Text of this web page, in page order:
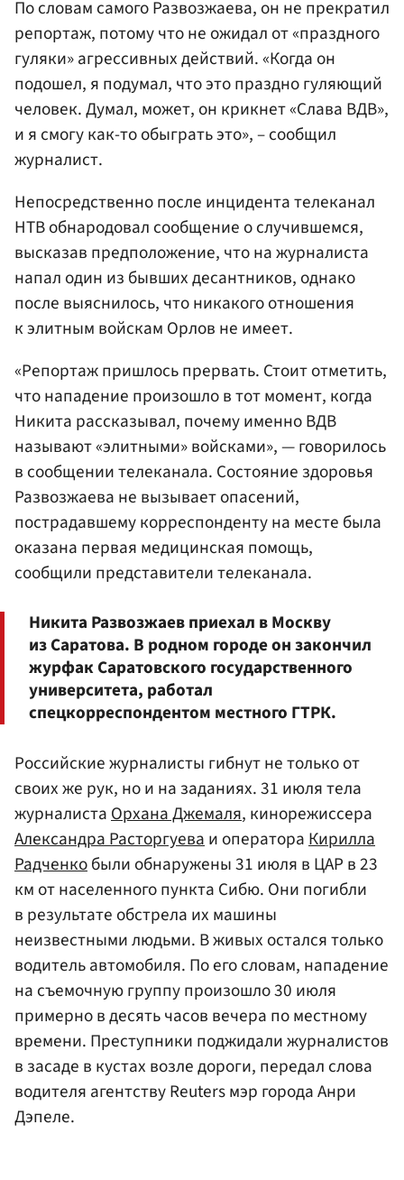
По словам самого Развозжаева, он не прекратил
репортаж, потому что не ожидал от «праздного
гуляки» агрессивных действий. «Когда он
подошел, я подумал, что это праздно гуляющий
человек. Думал, может, он крикнет «Слава ВДВ»,
и я смогу как-то обыграть это», – сообщил
журналист.
Непосредственно после инцидента телеканал
НТВ обнародовал сообщение о случившемся,
высказав предположение, что на журналиста
напал один из бывших десантников, однако
после выяснилось, что никакого отношения
к элитным войскам Орлов не имеет.
«Репортаж пришлось прервать. Стоит отметить,
что нападение произошло в тот момент, когда
Никита рассказывал, почему именно ВДВ
называют «элитными» войсками», — говорилось
в сообщении телеканала. Состояние здоровья
Развозжаева не вызывает опасений,
пострадавшему корреспонденту на месте была
оказана первая медицинская помощь,
сообщили представители телеканала.
Никита Развозжаев приехал в Москву
из Саратова. В родном городе он закончил
журфак Саратовского государственного
университета, работал
спецкорреспондентом местного ГТРК.
Российские журналисты гибнут не только от
своих же рук, но и на заданиях. 31 июля тела
журналистаОрхана Джемаля, кинорежиссера
Александра Расторгуеваи оператораКирилла
Радченкобыли обнаружены 31 июля в ЦАР в 23
км от населенного пункта Сибю. Они погибли
в результате обстрела их машины
неизвестными людьми. В живых остался только
водитель автомобиля. По его словам, нападение
на съемочную группу произошло 30 июля
примерно в десять часов вечера по местному
времени. Преступники поджидали журналистов
в засаде в кустах возле дороги, передал слова
водителя агентству Reuters мэр города Анри
Дэпеле.